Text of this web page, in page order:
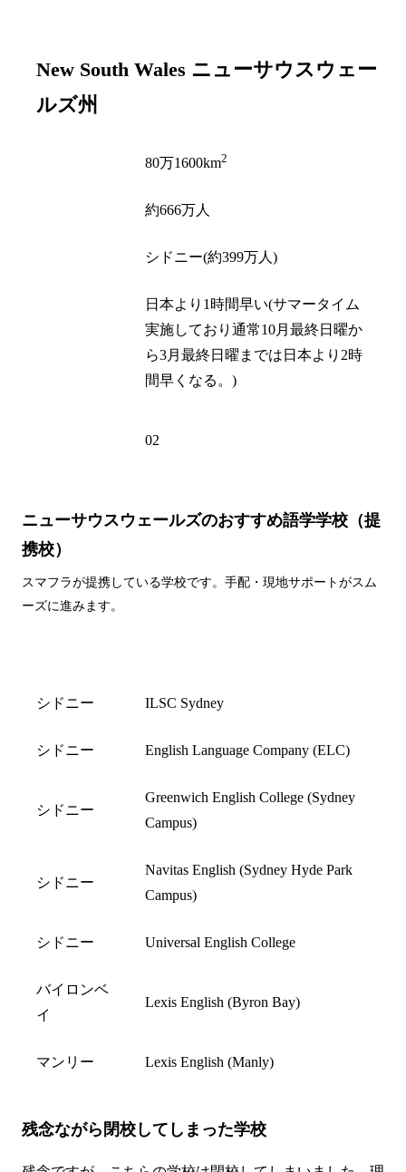
New South Wales ニューサウスウェー
ルズ州
80万1600km2
約666万人
シドニー(約399万人)
日本より1時間早い(サマータイム
実施しており通常10月最終日曜か
ら3月最終日曜までは日本より2時
間早くなる。)
02
ニューサウスウェールズのおすすめ語学学校（提
携校）
スマフラが提携している学校です。手配・現地サポートがスム
ーズに進みます。
シドニー ILSC Sydney
シドニー English Language Company (ELC)
シドニー
Greenwich English College (Sydney
Campus)
シドニー
Navitas English (Sydney Hyde Park
Campus)
シドニー Universal English College
バイロンベ
イ
Lexis English (Byron Bay)
マンリー Lexis English (Manly)
残念ながら閉校してしまった学校